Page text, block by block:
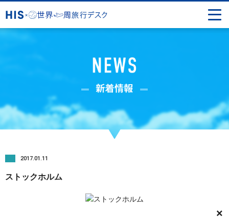
2017.01.11
ストックホルム
×